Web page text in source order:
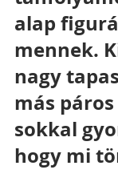
alap
mennek.
nagy
más
sokkal
hogy mi